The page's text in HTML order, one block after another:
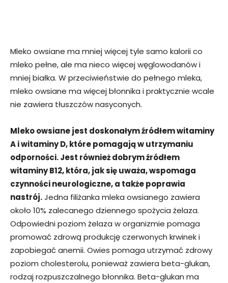
Mleko owsiane ma mniej więcej tyle samo kalorii co
mleko pełne, ale ma nieco więcej węglowodanów i
mniej białka. W przeciwieństwie do pełnego mleka,
mleko owsiane ma więcej błonnika i praktycznie wcale
nie zawiera tłuszczów nasyconych.
Mleko owsiane jest doskonałym źródłem witaminy
A i witaminy D, które pomagają w utrzymaniu
odporności. Jest również dobrym źródłem
witaminy B12, która, jak się uważa, wspomaga
czynności neurologiczne, a także poprawia
nastrój.Jedna filiżanka mleka owsianego zawiera
około 10% zalecanego dziennego spożycia żelaza.
Odpowiedni poziom żelaza w organizmie pomaga
promować zdrową produkcję czerwonych krwinek i
zapobiegać anemii. Owies pomaga utrzymać zdrowy
poziom cholesterolu, ponieważ zawiera beta-glukan,
rodzaj rozpuszczalnego błonnika. Beta-glukan ma